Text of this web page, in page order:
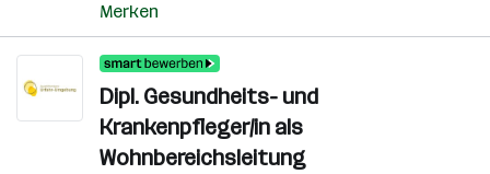
Merken
Dipl. Gesundheits- und
Krankenpfleger/in als
Wohnbereichsleitung